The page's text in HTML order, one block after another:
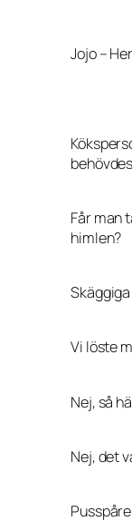
Jojo –
Får man
himlen?
Vi löste
Nej, så
Nej, det